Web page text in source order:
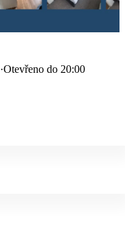
·Otevřeno do 20:00